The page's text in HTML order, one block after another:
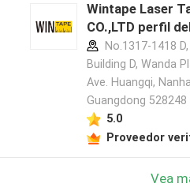
Wintape Laser
CO.,LTD perfil
No.1317-1418
Building D, Wanda
Ave. Huangqi,
Guangdong 528248
5.0
Proveedor
Vea